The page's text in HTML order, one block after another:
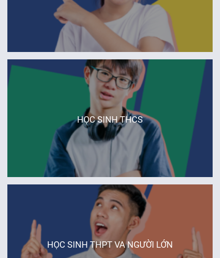
Huế
Đà Nẵng
HỌC SINH THCS
Hà Nội
Huế
Đà Nẵng
HỌC SINH THPT VA NGƯỜI LỚN
Huế